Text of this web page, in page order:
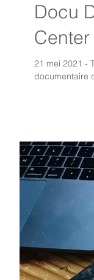
Docu
Center
21 mei 2021 -
documentaire